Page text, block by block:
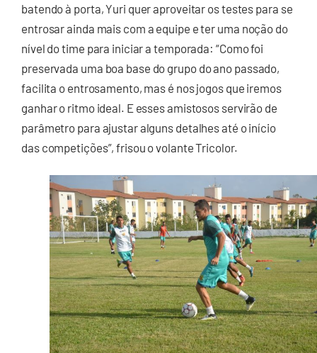
batendo à porta, Yuri quer aproveitar os testes para se
entrosar ainda mais com a equipe e ter uma noção do
nível do time para iniciar a temporada: “Como foi
preservada uma boa base do grupo do ano passado,
facilita o entrosamento, mas é nos jogos que iremos
ganhar o ritmo ideal. E esses amistosos servirão de
parâmetro para ajustar alguns detalhes até o início
das competições”, frisou o volante Tricolor.